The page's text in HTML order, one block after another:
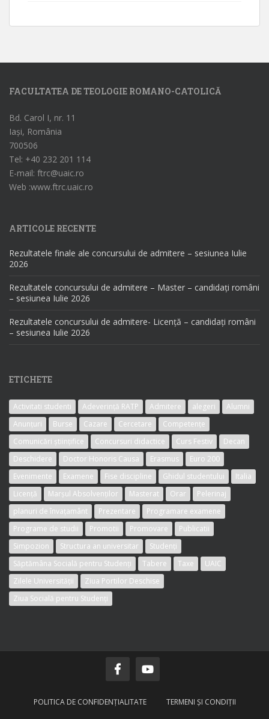
FACULTATEA DE TEOLOGIE ROMANO-CATOLICĂ
Bd. Carol I, nr. 11
Iași, România
700506
Tel: +40 232 201 114
E-mail: ftrc@uaic.ro
Web :www.ftrc.uaic.ro
ARTICOLE RECENTE
Rezultatele finale ale concursului de admitere – sesiunea Iulie
2026
Rezultatele concursului de admitere – Master – candidați români
– sesiunea Iulie 2026
Rezultatele concursului de admitere- Licență – candidați români
– sesiunea Iulie 2026
ETICHETE
Activitati studenti Adeverință RATP Admitere alegeri
Alumni
Anunțuri
Burse Cazare Cercetare
Competențe
Comunicări științifice
Concursuri didactice Curs Festiv
Decan
Deschidere
Doctor Honoris Causa Erasmus
Euro 200
Evenimente
Examene Fise discipline Ghidul studentului
Italia
Licență
Marșul Absolvenților Masterat Orar
Pelerinaj
planuri de învațamânt
Prezentare
Programare examene
Programe de studii
Promotii Promovare
Publicatii
Simpozion
Structura an universitar
Studenți
Săptămâna Socială pentru Studenți
Tabere Taxe
UAIC
Zilele Universității
Ziua Portilor Deschise
Ziua Socială pentru Studenți
POLITICA DE CONFIDENŢIALITATE TERMENI ŞI CONDIŢII